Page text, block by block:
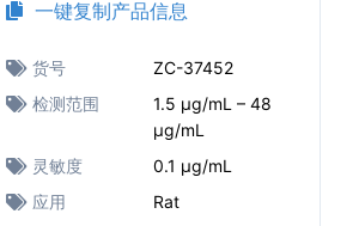
一键复制产品信息
货号
ZC-37452
检测范围
1.5 μg/mL – 48
μg/mL
灵敏度
0.1 μg/mL
应用
Rat